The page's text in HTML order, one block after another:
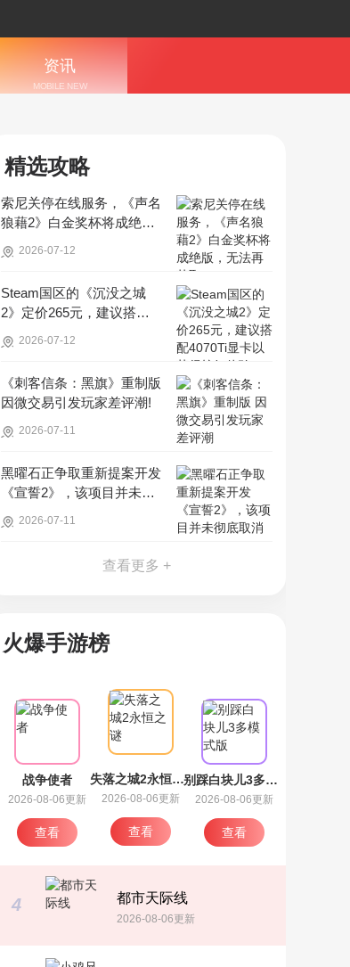
资讯
MOBILE NEW
精选攻略
索尼关停在线服务，《声名
狼藉2》白金奖杯将成绝
2026-07-12
Steam国区的《沉没之城
2》定价265元，建议搭配4
2026-07-12
《刺客信条：黑旗》重制版
因微交易引发玩家差评潮!
2026-07-11
黑曜石正争取重新提案开发
《宣誓2》，该项目并未彻
2026-07-11
查看更多 +
火爆手游榜
失落之城2永恒之谜
2026-08-06更新
查看
战争使者
2026-08-06更新
查看
别踩白块儿3多模式版
2026-08-06更新
查看
4 都市天际线
2026-08-06更新